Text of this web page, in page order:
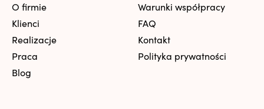
O firmie
Klienci
Realizacje
Praca
Blog
Warunki współpracy
FAQ
Kontakt
Polityka prywatności